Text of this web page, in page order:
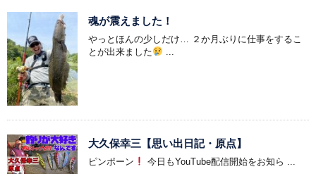
魂が震えました！
やっとほんの少しだけ… ２か月ぶりに仕事をするこ
とが出来ました
大久保幸三【思い出日記・原点】
ピンポーン 今日もYouTube配信開始をお知ら ...